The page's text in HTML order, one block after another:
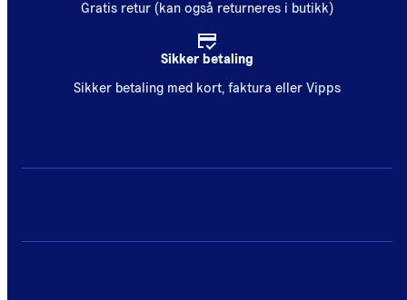
Gratis retur (kan også returneres i butikk)
Sikker betaling
Sikker betaling med kort, faktura eller Vipps